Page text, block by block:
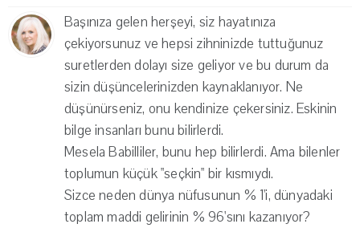
Başınıza gelen herşeyi, siz hayatınıza
çekiyorsunuz ve hepsi zihninizde tuttuğunuz
suretlerden dolayı size geliyor ve bu durum da
sizin düşüncelerinizden kaynaklanıyor. Ne
düşünürseniz, onu kendinize çekersiniz. Eskinin
bilge insanları bunu bilirlerdi.
Mesela Babilliler, bunu hep bilirlerdi. Ama bilenler
toplumun küçük "seçkin" bir kısmıydı.
Sizce neden dünya nüfusunun % 1'i, dünyadaki
toplam maddi gelirinin % 96'sını kazanıyor?